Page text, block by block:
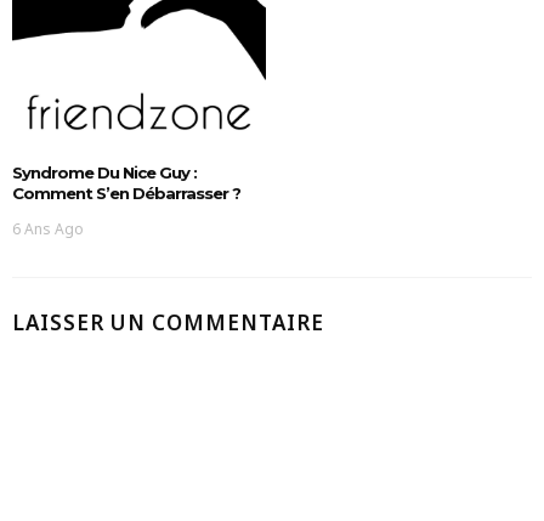
Syndrome Du Nice Guy :
Comment S’en Débarrasser ?
6 Ans Ago
LAISSER UN COMMENTAIRE